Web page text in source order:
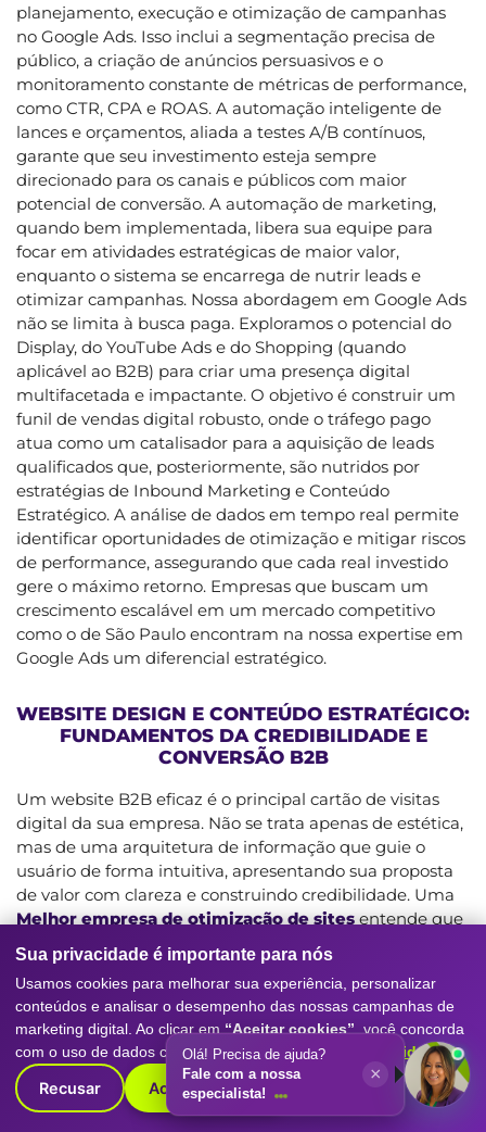
planejamento, execução e otimização de campanhas
no Google Ads. Isso inclui a segmentação precisa de
público, a criação de anúncios persuasivos e o
monitoramento constante de métricas de performance,
como CTR, CPA e ROAS. A automação inteligente de
lances e orçamentos, aliada a testes A/B contínuos,
garante que seu investimento esteja sempre
direcionado para os canais e públicos com maior
potencial de conversão. A automação de marketing,
quando bem implementada, libera sua equipe para
focar em atividades estratégicas de maior valor,
enquanto o sistema se encarrega de nutrir leads e
otimizar campanhas. Nossa abordagem em Google Ads
não se limita à busca paga. Exploramos o potencial do
Display, do YouTube Ads e do Shopping (quando
aplicável ao B2B) para criar uma presença digital
multifacetada e impactante. O objetivo é construir um
funil de vendas digital robusto, onde o tráfego pago
atua como um catalisador para a aquisição de leads
qualificados que, posteriormente, são nutridos por
estratégias de Inbound Marketing e Conteúdo
Estratégico. A análise de dados em tempo real permite
identificar oportunidades de otimização e mitigar riscos
de performance, assegurando que cada real investido
gere o máximo retorno. Empresas que buscam um
crescimento escalável em um mercado competitivo
como o de São Paulo encontram na nossa expertise em
Google Ads um diferencial estratégico.
WEBSITE DESIGN E CONTEÚDO ESTRATÉGICO:
FUNDAMENTOS DA CREDIBILIDADE E
CONVERSÃO B2B
Um website B2B eficaz é o principal cartão de visitas
digital da sua empresa. Não se trata apenas de estética,
mas de uma arquitetura de informação que guie o
usuário de forma intuitiva, apresentando sua proposta
de valor com clareza e construindo credibilidade. Uma
Melhor empresa de otimização de sitesentende que
o Website Design para o segmento B2B deve ser
corporativo, clean, funcional e otimizado para conversão.
A experiência do usuário (UX) é primordial, garantindo
que tomadores de decisão encontrem as informações
que buscam rapidamente, sem barreiras ou frustrações.
Da mesma forma, a Identidade Visual deve refletir a
solidez e a profissionalismo da sua marca, transmitindo
confiança desde o primeiro contato visual.
Sua privacidade é importante para nós
Usamos cookies para melhorar sua experiência, personalizar
conteúdos e analisar o desempenho das nossas campanhas de
marketing digital. Ao clicar em “Aceitar cookies” , você concorda
com o uso de dados conforme nossaPolítica de Privacidade.
Recusar Aceitar cookies
Olá! Precisa de ajuda?
Fale com a nossa
especialista!
×